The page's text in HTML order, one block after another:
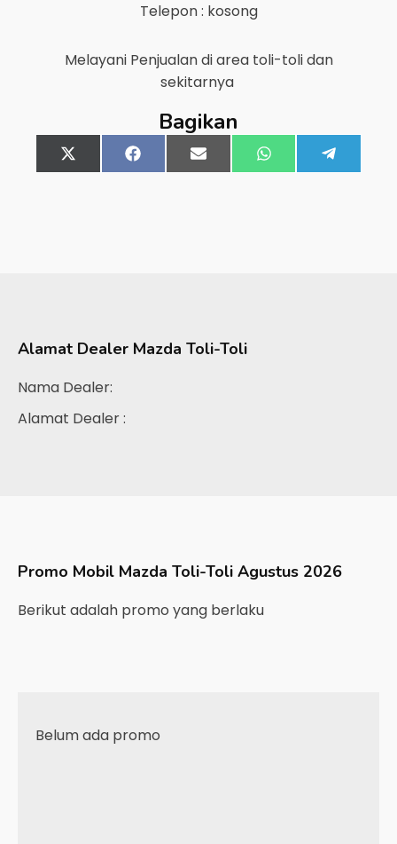
Telepon : kosong
Melayani Penjualan di area toli-tolidan
sekitarnya
Bagikan
Share
on
X
(Twitter)
Share
on
FacebookShare
on
Email Share
on
WhatsApp
on
Alamat Dealer Mazda Toli-Toli
Nama Dealer:
Alamat Dealer :
Promo Mobil Mazda Toli-Toli Agustus 2026
Berikut adalah promo yang berlaku
Belum ada promo